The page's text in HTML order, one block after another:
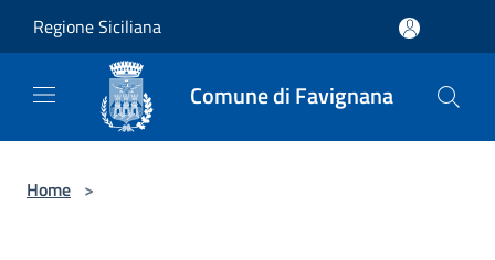
Regione Siciliana
Comune di Favignana
Home >